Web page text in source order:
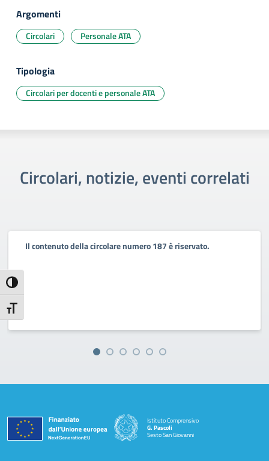
Attiva/disattiva alto contrasto
Attiva/disattiva dimensione testo
Argomenti
Circolari Personale ATA
Tipologia
Circolari per docenti e personale ATA
Circolari, notizie, eventi correlati
Il contenuto della circolare numero 187 è riservato.
Istituto Comprensivo
G. Pascoli
Sesto San Giovanni